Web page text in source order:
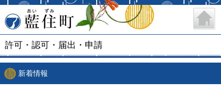
藍住町
許可・認可・届出・申請
新着情報